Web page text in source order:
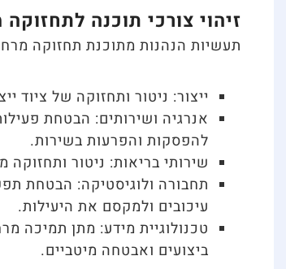
זיהוי צורכי תוכנה
תעשיות הנהנות מתוכנת תחזוקה
ייצור: ניטור ותחזוקה של
אנרגיה ושירותים: הבטחת
להפסקות והפרעות בשירות.
שירותי בריאות: ניטור
תחבורה ולוגיסטיקה: הבטחת
עיכובים ולמקסם את היעילות.
ביצועים ואבטחה מיטביים.